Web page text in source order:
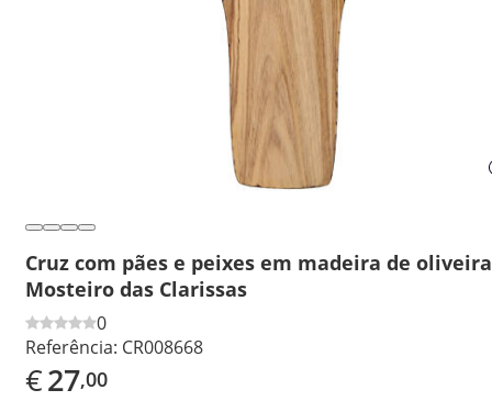
Cruz com pães e peixes em madeira de oliveira
Mosteiro das Clarissas
0
Referência: CR008668
€27,00